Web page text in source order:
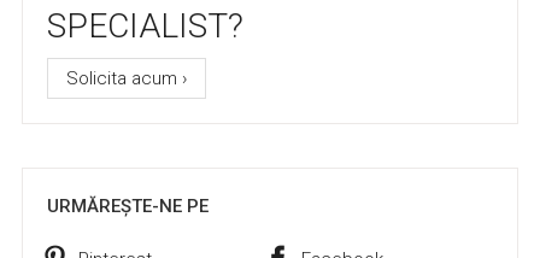
SPECIALIST?
Solicita acum ›
URMĂREȘTE-NE PE